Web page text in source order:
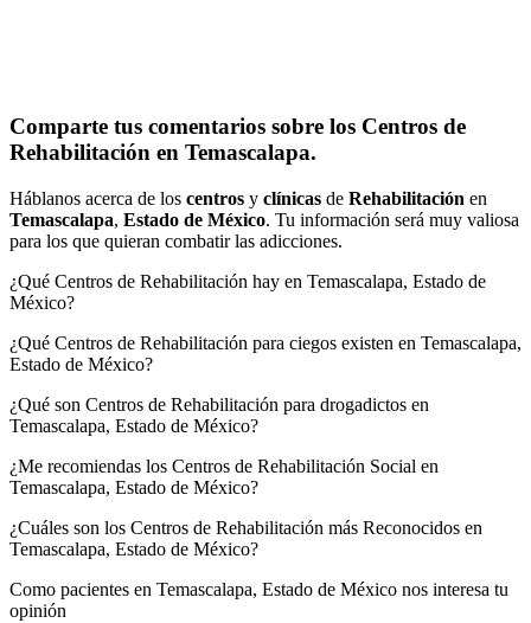
Comparte tus comentarios sobre los Centros de
Rehabilitación en Temascalapa.
Háblanos acerca de los centros y clínicas de Rehabilitación en
Temascalapa, Estado de México. Tu información será muy valiosa
para los que quieran combatir las adicciones.
¿Qué Centros de Rehabilitación hay en Temascalapa, Estado de
México?
¿Qué Centros de Rehabilitación para ciegos existen en Temascalapa,
Estado de México?
¿Qué son Centros de Rehabilitación para drogadictos en
Temascalapa, Estado de México?
¿Me recomiendas los Centros de Rehabilitación Social en
Temascalapa, Estado de México?
¿Cuáles son los Centros de Rehabilitación más Reconocidos en
Temascalapa, Estado de México?
Como pacientes en Temascalapa, Estado de México nos interesa tu
opinión